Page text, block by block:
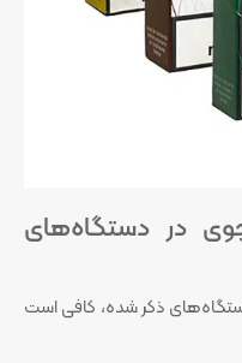
در دستگاه‌های
ذکر شده، کافی است